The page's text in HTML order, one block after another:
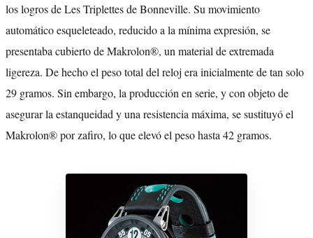
los logros de Les Triplettes de Bonneville. Su movimiento
automático esqueleteado, reducido a la mínima expresión, se
presentaba cubierto de Makrolon®, un material de extremada
ligereza. De hecho el peso total del reloj era inicialmente de tan solo
29 gramos. Sin embargo, la producción en serie, y con objeto de
asegurar la estanqueidad y una resistencia máxima, se sustituyó el
Makrolon® por zafiro, lo que elevó el peso hasta 42 gramos.